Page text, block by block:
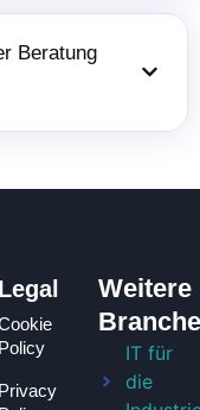
Beratung
Legal
Policy
Privacy
Weitere
IT für
die